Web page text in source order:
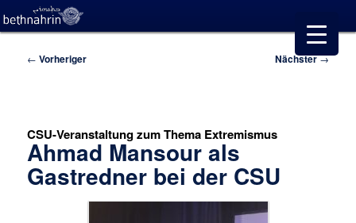
Beitragsnavigation
← Vorheriger Nächster→
CSU-Veranstaltung zum Thema Extremismus
Ahmad Mansour als
Gastredner bei der CSU